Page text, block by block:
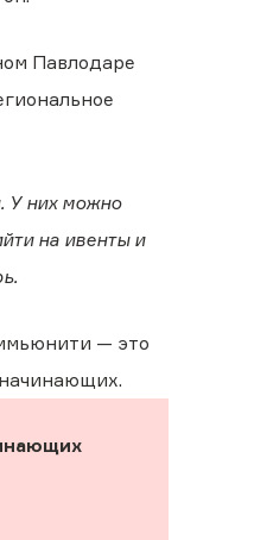
Павлодаре
У них можно
на ивенты и
— это